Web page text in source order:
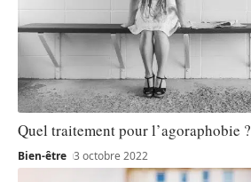
Quel traitement pour l’agoraphobie ?
Bien-être 3 octobre 2022